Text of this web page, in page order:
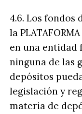
4.6. Los fondos
la
en una entidad
ninguna de las
depósitos
legislación y
materia de